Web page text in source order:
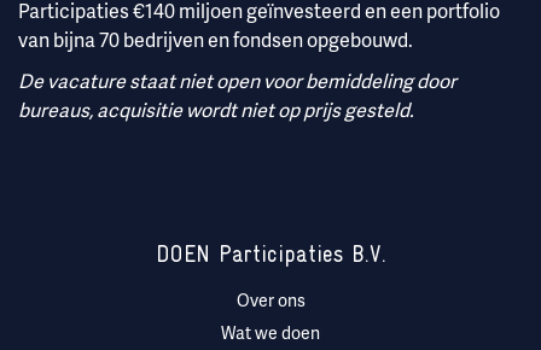
Participaties €140 miljoen geïnvesteerd en een portfolio
van bijna 70 bedrijven en fondsen opgebouwd.
De vacature staat niet open voor bemiddeling door
bureaus, acquisitie wordt niet op prijs gesteld.
DOEN Participaties B.V.
Over ons
Wat we doen